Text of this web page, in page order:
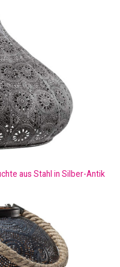
aus Stahl in Silber-Antik